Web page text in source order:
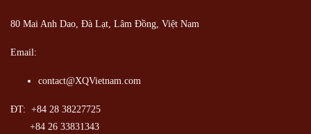
80 Mai Anh Dao, Đà Lạt, Lâm Đồng, Việt Nam
Email:
contact@XQVietnam.com
ĐT: +84 28 38227725
+84 26 33831343